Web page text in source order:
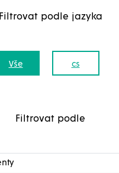
Filtrovat podle jazyka
Vše cs
Filtrovat podle